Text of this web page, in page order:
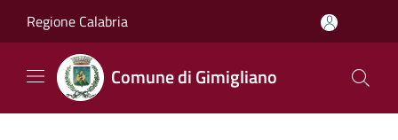
Regione Calabria
Comune di Gimigliano